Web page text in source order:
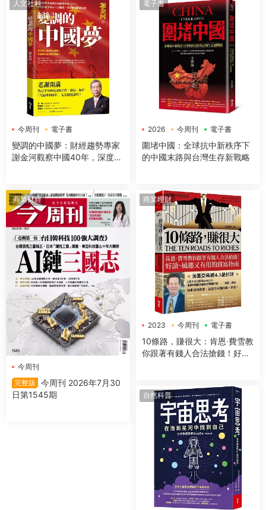
人文社科
今周刊 電子書
變調的中國夢：財經趨勢專家
謝金河觀察中國40年，深度解
電子書
2026 今周刊 電子書
圍堵中國：全球抗中新秩序下
的中國末路與台灣生存新戰略
商業财經
今周刊
完整版
今周刊 2026年7月30
日第1545期
商業理財
2023 今周刊 電子書
10條路，賺很大：肯恩‧費雪教
你跟著有錢人合法搶錢！好
自然科普